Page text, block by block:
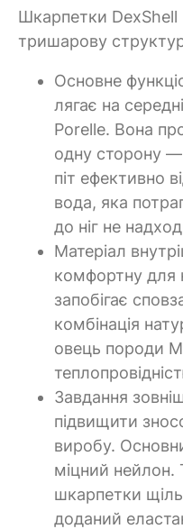
Шкарпетки
тришарову
Основне
лягає на
Porelle. Вона
одну сторону
піт ефективно
вода, яка
до ніг не
Матеріал
комфортну для
запобігає
комбінація
овець породи
Завдання
підвищити
виробу.
міцний
шкарпетки
доданий